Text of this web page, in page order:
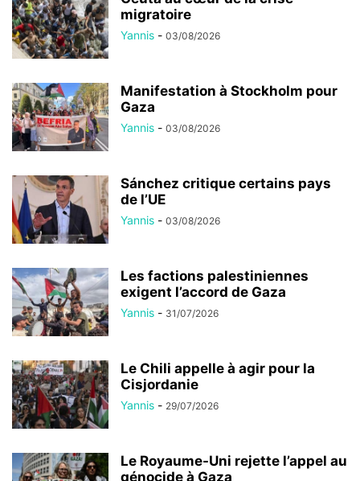
migratoire
Yannis - 03/08/2026
Manifestation à Stockholm pour
Gaza
Yannis - 03/08/2026
Sánchez critique certains pays
de l’UE
Yannis - 03/08/2026
Les factions palestiniennes
exigent l’accord de Gaza
Yannis - 31/07/2026
Le Chili appelle à agir pour la
Cisjordanie
Yannis - 29/07/2026
Le Royaume-Uni rejette l’appel au
génocide à Gaza